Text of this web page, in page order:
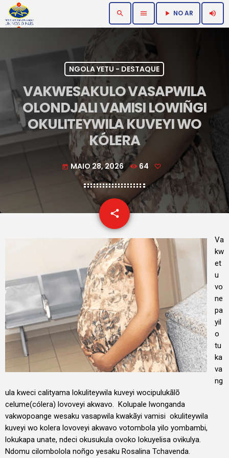
search menu play_arrow NO AR volume_up
NGOLA YETU - DESTAQUE
VAKWESAKULO VASAPWILA
OLONDJALI VAMISI LOWIÑGI
OKULITEYWILA KUVEYI WO
KÓLERA
today MAIO 28, 2026 64
share
email
Va
kw
et
u
vo
ne
pa
yil
o
tu
ka
va
ng
ula kweci calityama lokuliteywila kuveyi wocipulukãlõ
celume(cólera) lovoveyi akwavo. Kolupale lwonganda
vakwopoange wesaku vasapwila kwakãyi vamisi okuliteywila
kuveyi wo kolera lovoveyi akwavo votombola yilo yombambi,
lokukapa unate, ndeci okusukula ovoko lokuyelisa ovikulya.
Ndomu cilombolola noñgo yesaku Rosalina Tchavenda.